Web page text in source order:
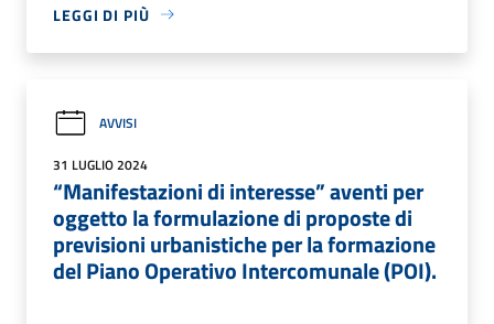
LEGGI DI PIÙ
AVVISI
31 LUGLIO 2024
“Manifestazioni di interesse” aventi per
oggetto la formulazione di proposte di
previsioni urbanistiche per la formazione
del Piano Operativo Intercomunale (POI).